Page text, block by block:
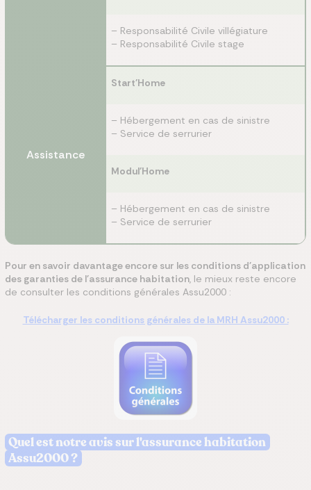
– Responsabilité Civile villégiature
– Responsabilité Civile stage
Assistance
Start'Home
– Hébergement en cas de sinistre
– Service de serrurier
Modul'Home
– Hébergement en cas de sinistre
– Service de serrurier
Pour en savoir davantage encore sur les conditions d'application
des garanties de l'assurance habitation, le mieux reste encore
de consulter les conditions générales Assu2000 :
Télécharger les conditions générales de la MRH Assu2000 :
Quel est notre avis sur l'assurance habitation
Assu2000 ?